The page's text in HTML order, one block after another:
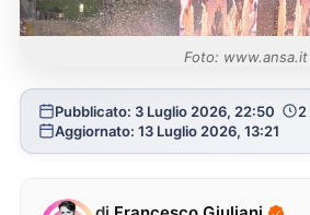
Foto: www.ansa.it
Pubblicato: 3 Luglio 2026, 22:50
Aggiornato: 13 Luglio 2026, 13:21